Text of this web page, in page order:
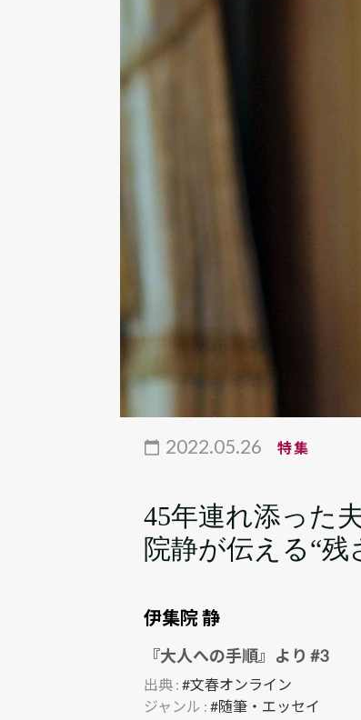
2022.05.26 特集
45年連れ添った
院静が伝える“残
伊集院 静
『大人への手順』より #3
出典 : #文春オンライン
ジャンル : #随筆・エッセイ